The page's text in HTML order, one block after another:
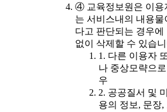
④ 교육정보원은 이용
는 서비스내의 내용
다고 판단되는 경우에
없이 삭제할 수 있습
1. 다른 이용자
나 중상모략으
우
2. 공공질서 및
용의 정보, 문장